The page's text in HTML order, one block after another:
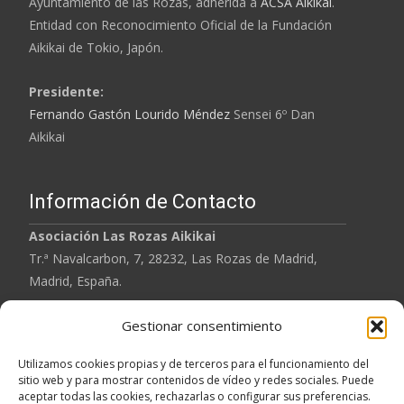
Gestionar consentimiento
Utilizamos cookies propias y de terceros para el funcionamiento del
sitio web y para mostrar contenidos de vídeo y redes sociales. Puede
aceptar todas las cookies, rechazarlas o configurar sus preferencias.
Entidad con Reconocimiento Oficial de la Fundación
Aikikai de Tokio, Japón.
Presidente:
Fernando Gastón Lourido Méndez Sensei 6º Dan
Aikikai
Información de Contacto
Asociación Las Rozas Aikikai
Tr.ª Navalcarbon, 7, 28232, Las Rozas de Madrid,
Madrid, España.
Tel: 620 901 567
Aviso Legal